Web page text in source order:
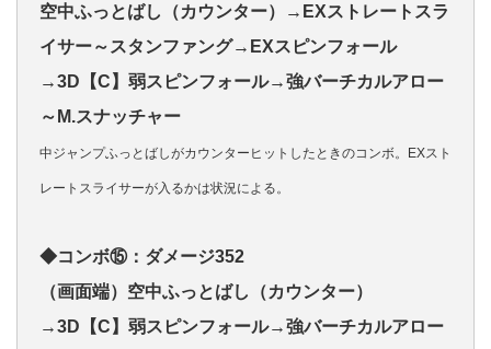
空中ふっとばし（カウンター）→EXストレートスラ
イサー～スタンファング→EXスピンフォール
→3D【C】弱スピンフォール→強バーチカルアロー
～M.スナッチャー
中ジャンプふっとばしがカウンターヒットしたときのコンボ。EXスト
レートスライサーが入るかは状況による。
◆コンボ⑮：ダメージ352
（画面端）空中ふっとばし（カウンター）
→3D【C】弱スピンフォール→強バーチカルアロー